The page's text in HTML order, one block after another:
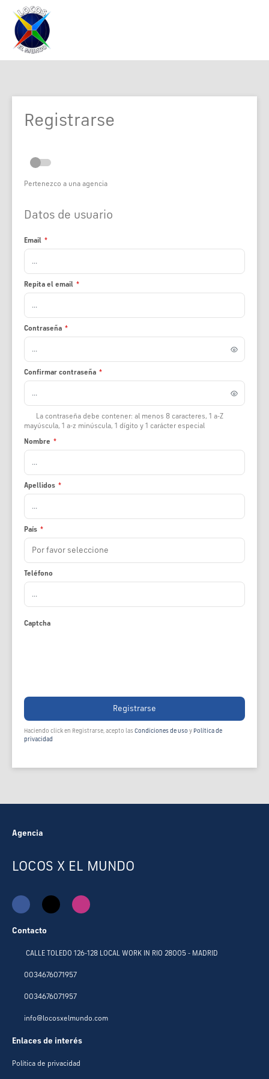
Registrarse
Pertenezco a una agencia
Datos de usuario
Email *
Repita el email *
Contraseña *
Confirmar contraseña *
La contraseña debe contener: al menos 8 caracteres, 1 a-Z
mayúscula, 1 a-z minúscula, 1 dígito y 1 carácter especial
Nombre *
Apellidos *
País *
Teléfono
Captcha
Registrarse
Haciendo click en Registrarse, acepto las Condiciones de uso y Política de
privacidad
Agencia
LOCOS X EL MUNDO
Contacto
CALLE TOLEDO 126-128 LOCAL WORK IN RIO 28005 - MADRID
0034676071957
0034676071957
info@locosxelmundo.com
Enlaces de interés
Política de privacidad